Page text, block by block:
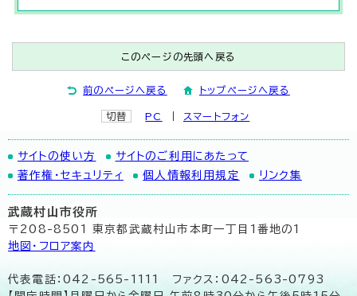
このページの先頭へ戻る
前のページへ戻る トップページへ戻る
切替 PC スマートフォン
サイトの使い方
サイトのご利用にあたって
著作権・セキュリティ
個人情報利用規定 リンク集
武蔵村山市役所
〒208-8501 東京都武蔵村山市本町一丁目1番地の1
地図･フロア案内
代表電話：042-565-1111 ファクス：042-563-0793